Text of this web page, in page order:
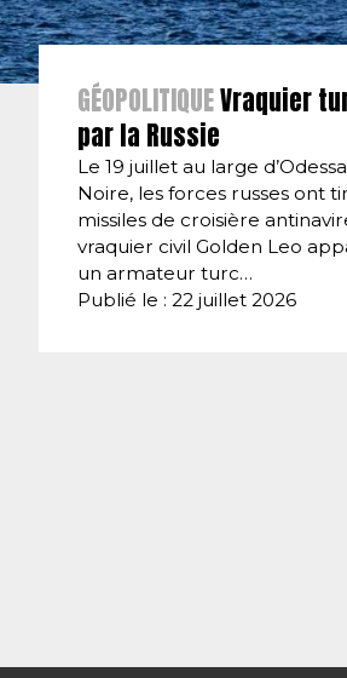
GÉOPOLITIQUEVraquier
par la Russie
Le 19 juillet au large
Noire, les forces russes ont
missiles de croisière
vraquier civil Golden Leo
un armateur turc…
Publié le : 22 juillet 2026